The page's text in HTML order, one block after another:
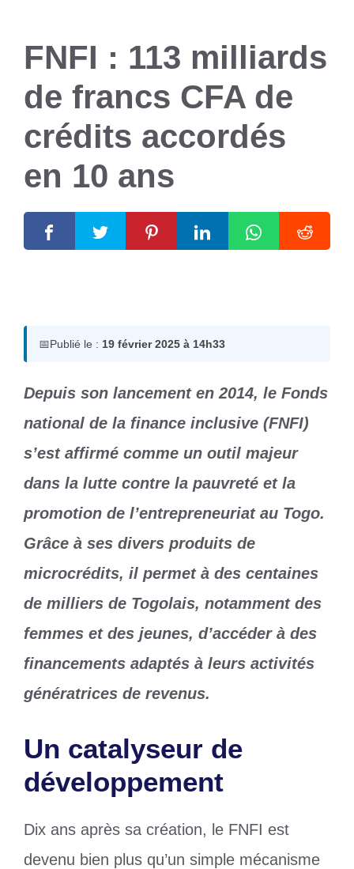
FNFI : 113 milliards
de francs CFA de
crédits accordés
en 10 ans
📅Publié le : 19 février 2025 à 14h33
Depuis son lancement en 2014, le Fonds
national de la finance inclusive (FNFI)
s’est affirmé comme un outil majeur
dans la lutte contre la pauvreté et la
promotion de l’entrepreneuriat au Togo.
Grâce à ses divers produits de
microcrédits, il permet à des centaines
de milliers de Togolais, notamment des
femmes et des jeunes, d’accéder à des
financements adaptés à leurs activités
génératrices de revenus.
Un catalyseur de
développement
Dix ans après sa création, le FNFI est
devenu bien plus qu’un simple mécanisme